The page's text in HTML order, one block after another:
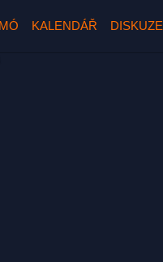
KALENDÁŘ DISKUZE